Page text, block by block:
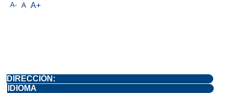
A- A A+
DIRECCIÓN:
IDIOMA